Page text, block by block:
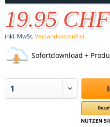
19.95 CHF
inkl. MwSt.Versandkostenfrei
Sofortdownload +